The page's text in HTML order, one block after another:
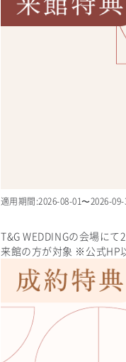
適用期間:2026-08-01〜2026-09-
T&G WEDDINGの会場に
来館の方が対象 ※公式HP